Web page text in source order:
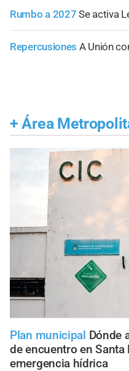
Rumbo a 2027 Se activa
Repercusiones A Unión
+ Área
Plan municipal Dónde
de encuentro en Santa
emergencia hídrica